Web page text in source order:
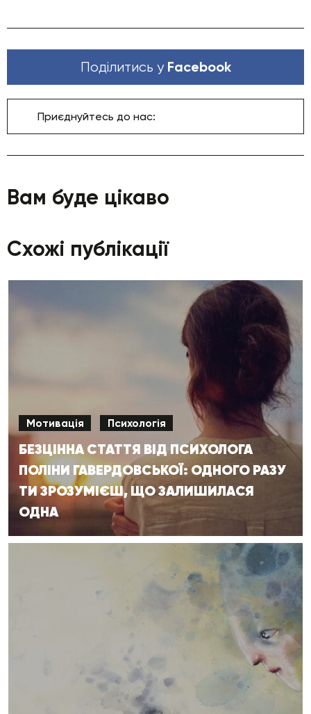
Поділитись у Facebook
Приєднуйтесь до нас:
Вам буде цікаво
Схожі публікації
Мотивація Психологія
БЕЗЦІННА СТАТТЯ ВІД ПСИХОЛОГА
ПОЛІНИ ГАВЕРДОВСЬКОЇ: ОДНОГО РАЗУ
ТИ ЗРОЗУМІЄШ, ЩО ЗАЛИШИЛАСЯ
ОДНА